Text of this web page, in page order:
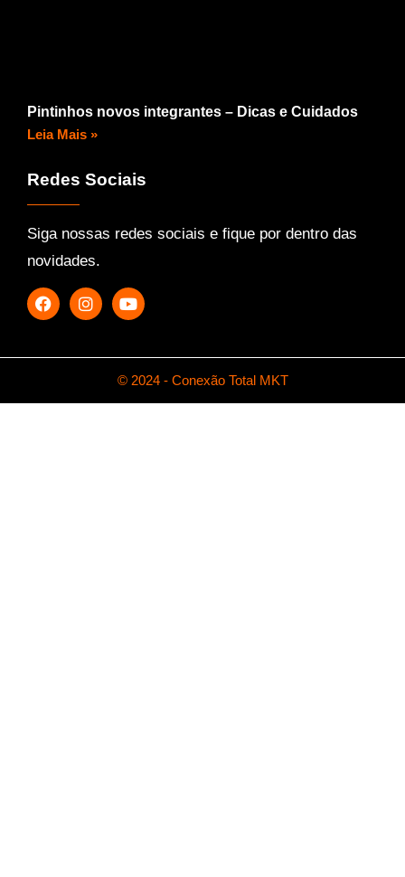
Pintinhos novos integrantes – Dicas e Cuidados
Leia Mais »
Redes Sociais
Siga nossas redes sociais e fique por dentro das
novidades.
© 2024 - Conexão Total MKT